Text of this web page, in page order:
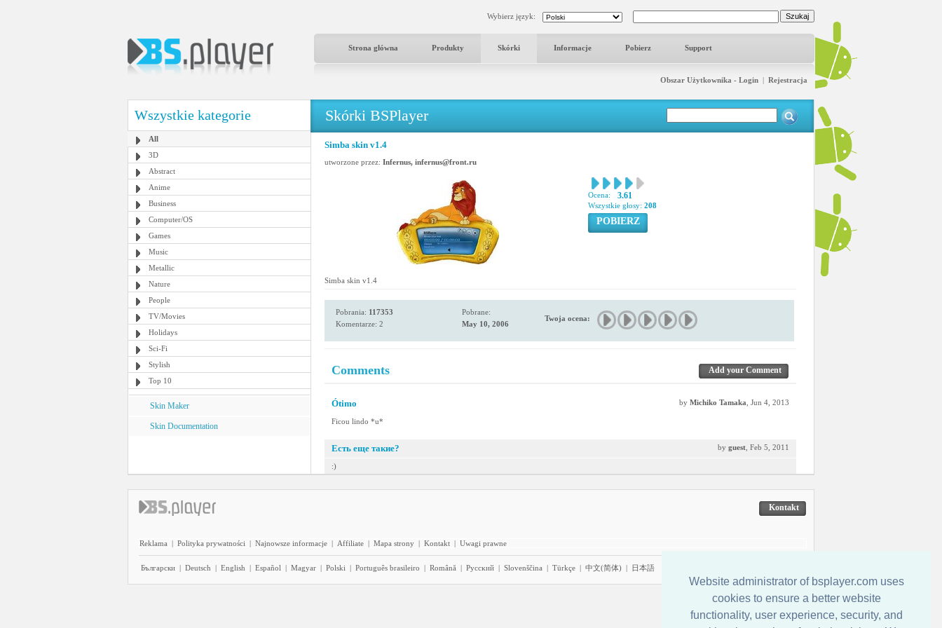
Website administrator of bsplayer.com uses
cookies to ensure a better website
functionality, user experience, security, and
Wybierz język:
Strona główna Produkty Skórki Informacje Pobierz Support
Obszar Użytkownika - Login | Rejestracja
Wszystkie kategorie
All
3D
Abstract
Anime
Business
Computer/OS
Games
Music
Metallic
Nature
People
TV/Movies
Holidays
Sci-Fi
Stylish
Top 10
Skin Maker
Skin Documentation
Skórki BSPlayer
Simba skin v1.4
utworzone przez: Infernus, infernus@front.ru
Ocena: 3.61
Wszystkie głosy: 208
POBIERZ
Simba skin v1.4
Pobrania: 117353
Komentarze: 2
Pobrane:
May 10, 2006
Twoja ocena:
Comments Add your Comment
Ótimo by Michiko Tamaka , Jun 4, 2013
Ficou lindo *u*
Есть еще такие? by guest , Feb 5, 2011
:)
Kontakt
Reklama | Polityka prywatności | Najnowsze informacje | Affiliate | Mapa strony | Kontakt | Uwagi prawne
Български | Deutsch | English | Español | Magyar | Polski | Português brasileiro | Română | Pyccĸий | Slovenščina | Türkçe | 中文(简体) | 日本語